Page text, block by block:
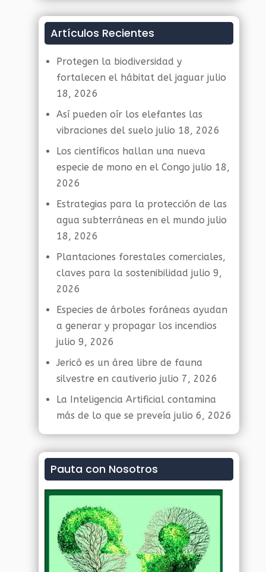
Artículos Recientes
Protegen la biodiversidad y
fortalecen el hábitat del jaguar julio
18, 2026
Así pueden oír los elefantes las
vibraciones del suelo julio 18, 2026
Los científicos hallan una nueva
especie de mono en el Congo julio 18,
2026
Estrategias para la protección de las
agua subterráneas en el mundo julio
18, 2026
Plantaciones forestales comerciales,
claves para la sostenibilidad julio 9,
2026
Especies de árboles foráneas ayudan
a generar y propagar los incendios
julio 9, 2026
Jericó es un área libre de fauna
silvestre en cautiverio julio 7, 2026
La Inteligencia Artificial contamina
más de lo que se preveía julio 6, 2026
Pauta con Nosotros